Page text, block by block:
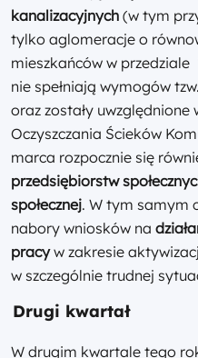
kanalizacyjnych (w tym
tylko aglomeracje o
mieszkańców w
nie spełniają wymogów
oraz zostały
Oczyszczania Ścieków
marca rozpocznie się
przedsiębiorstw
społecznej. W tym samym
nabory wniosków na
pracyw zakresie
w szczególnie trudnej
Drugi kwartał
W drugim kwartale tego